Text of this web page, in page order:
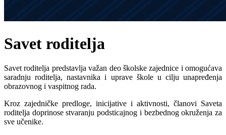
Savet roditelja
Savet roditelja predstavlja važan deo školske zajednice i omogućava
saradnju roditelja, nastavnika i uprave škole u cilju unapređenja
obrazovnog i vaspitnog rada.
Kroz zajedničke predloge, inicijative i aktivnosti, članovi Saveta
roditelja doprinose stvaranju podsticajnog i bezbednog okruženja za
sve učenike.